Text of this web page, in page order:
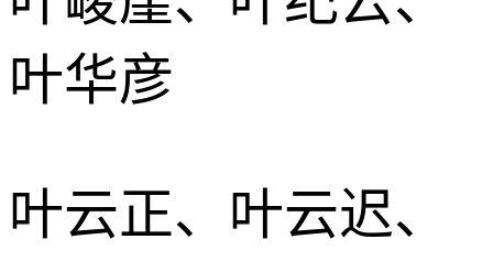
叶华彦
叶云正、叶云迟、